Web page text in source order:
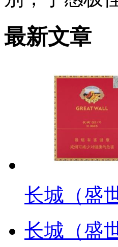
最新文章
长城（盛
长城（盛